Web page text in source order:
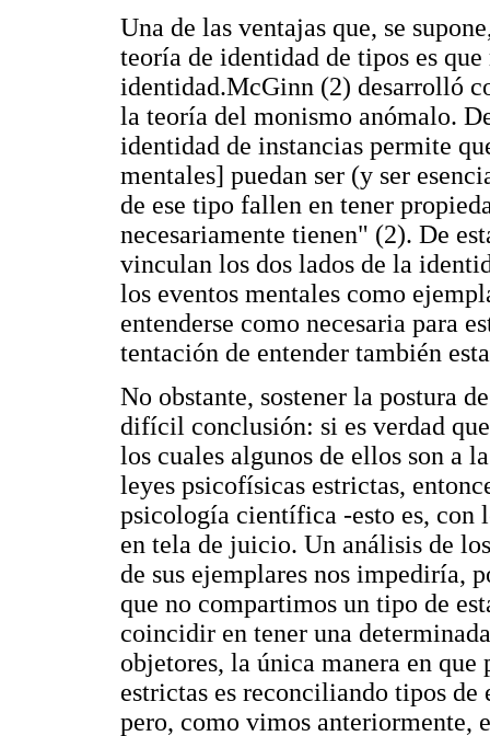
Una de las ventajas que, se
teoría de identidad de tipos es
identidad.McGinn (2) desarrolló
la teoría del monismo anómalo.
identidad de instancias permite
mentales] puedan ser (y ser
de ese tipo fallen en tener
necesariamente tienen" (2). De
vinculan los dos lados de la
los eventos mentales como
entenderse como necesaria para
tentación de entender también
No obstante, sostener la postura
difícil conclusión: si es verdad
los cuales algunos de ellos son a
leyes psicofísicas estrictas,
psicología científica -esto es, con
en tela de juicio. Un análisis de
de sus ejemplares nos impediría,
que no compartimos un tipo de
coincidir en tener una
objetores, la única manera en
estrictas es reconciliando tipos de
pero, como vimos anteriormente,